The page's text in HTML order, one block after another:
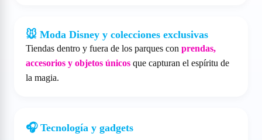
🐭 Moda Disney y colecciones exclusivas
Tiendas dentro y fuera de los parques con prendas,
accesorios y objetos únicos que capturan el espíritu de
la magia.
🎧 Tecnología y gadgets